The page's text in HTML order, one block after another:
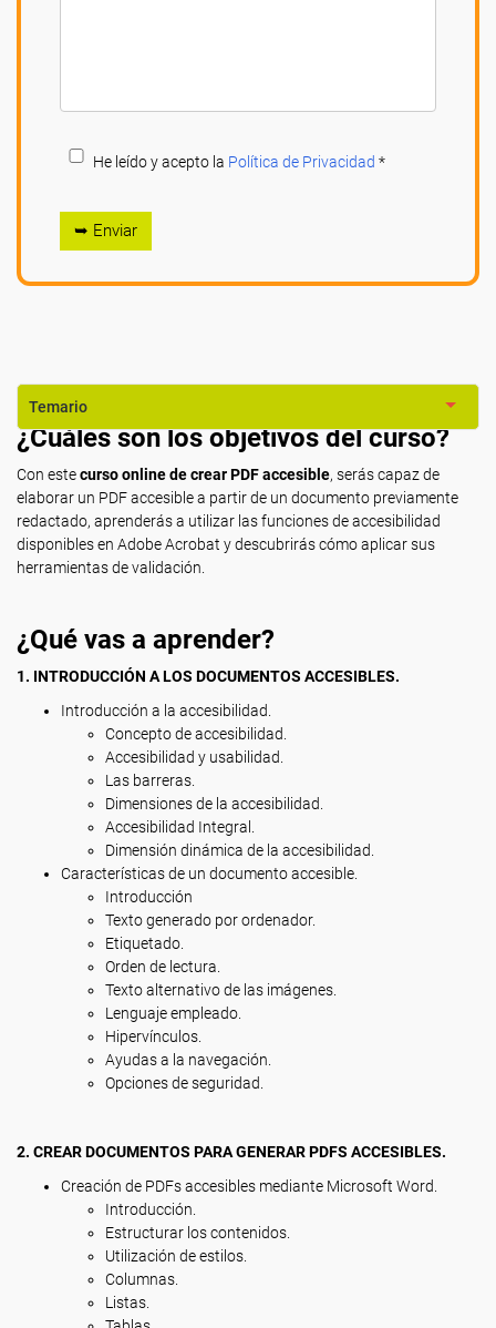
He leído y acepto la Política de Privacidad *
➥ Enviar
Temario
¿Cuáles son los objetivos del curso?
Con estecurso online de crear PDF accesible, serás capaz de
elaborar un PDF accesible a partir de un documento previamente
redactado, aprenderás a utilizar las funciones de accesibilidad
disponibles en Adobe Acrobat y descubrirás cómo aplicar sus
herramientas de validación.
¿Qué vas a aprender?
1. INTRODUCCIÓN A LOS DOCUMENTOS ACCESIBLES.
Introducción a la accesibilidad.
Concepto de accesibilidad.
Accesibilidad y usabilidad.
Las barreras.
Dimensiones de la accesibilidad.
Accesibilidad Integral.
Dimensión dinámica de la accesibilidad.
Características de un documento accesible.
Introducción
Texto generado por ordenador.
Etiquetado.
Orden de lectura.
Texto alternativo de las imágenes.
Lenguaje empleado.
Hipervínculos.
Ayudas a la navegación.
Opciones de seguridad.
2. CREAR DOCUMENTOS PARA GENERAR PDFS ACCESIBLES.
Creación de PDFs accesibles mediante Microsoft Word.
Introducción.
Estructurar los contenidos.
Utilización de estilos.
Columnas.
Listas.